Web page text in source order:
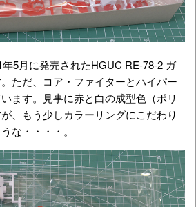
5月に発売されたHGUC RE-78-2 ガ
ただ、コア・ファイターとハイパー
ます。見事に赤と白の成型色（ポリ
、もう少しカラーリングにこだわり
な・・・・。